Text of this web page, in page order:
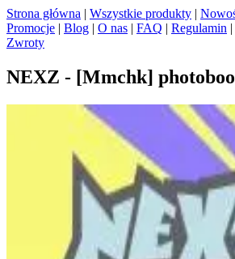
Strona główna | Wszystkie produkty |
Promocje | Blog | O nas | FAQ | Regulamin |
Zwroty
NEXZ - [Mmchk]